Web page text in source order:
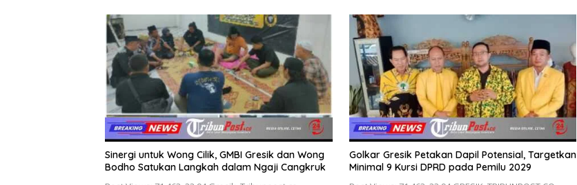
Sinergi untuk Wong Cilik, GMBI Gresik dan Wong
Bodho Satukan Langkah dalam Ngaji Cangkruk
Golkar Gresik Petakan Dapil Potensial, Targetkan
Minimal 9 Kursi DPRD pada Pemilu 2029